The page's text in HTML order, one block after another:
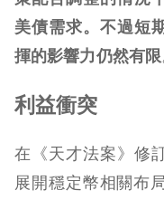
美債需求。不過短
揮的影響力仍然有限
利益衝突
在《天才法案》修
展開穩定幣相關布